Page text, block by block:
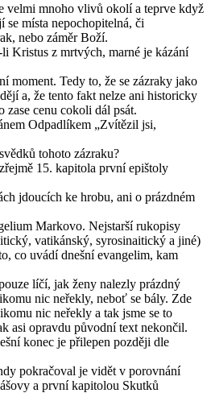
velmi mnoho vlivů okolí a teprve když
se místa nepochopitelná, či
nebo záměr Boží.
Kristus z mrtvých, marné je kázání
moment. Tedy to, že se zázraky jako
a, že tento fakt nelze ani historicky
zase cenu cokoli dál psát.
Odpadlíkem „Zvítězil jsi,
tohoto zázraku?
15. kapitola první epištoly
jdoucích ke hrobu, ani o prázdném
Markovo. Nejstarší rukopisy
vatikánský, syrosinaitický a jiné)
co uvádí dnešní evangelim, kam
líčí, jak ženy nalezly prázdný
nic neřekly, neboť se bály. Zde
nic neřekly a tak jsme se to
asi opravdu původní text nekončil.
konec je přilepen později dle
pokračoval je vidět v porovnání
a první kapitolou Skutků